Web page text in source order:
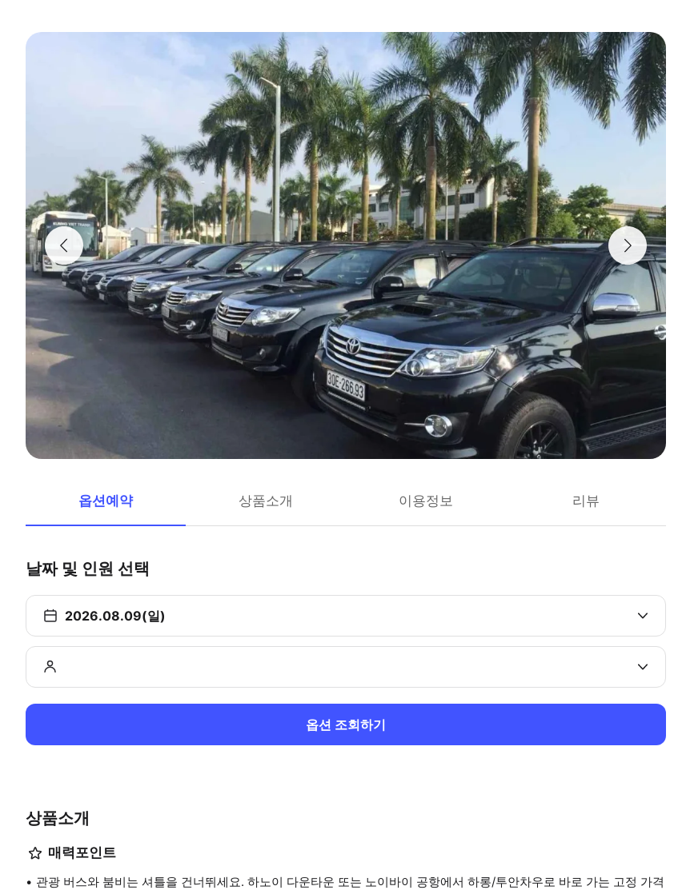
옵션예약 상품소개 이용정보 리뷰
날짜 및 인원 선택
2026.08.09(일)
옵션 조회하기
상품소개
매력포인트
관광 버스와 붐비는 셔틀을 건너뛰세요. 하노이 다운타운 또는 노이바이 공항에서 하롱/투안차우로 바로 가는 고정 가격